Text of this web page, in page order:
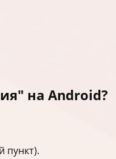
на Android?
пункт).